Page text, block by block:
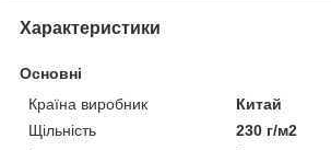
Характеристики
Основні
Країна виробник
Китай
Щільність
230 г/м2